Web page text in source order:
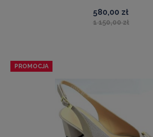
580,00 zł
1 150,00 zł
PROMOCJA